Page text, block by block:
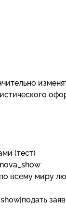
(тест)
по всему миру